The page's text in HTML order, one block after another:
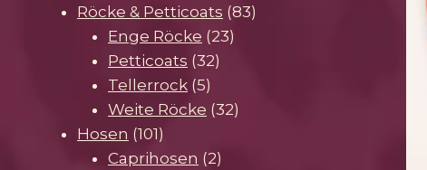
Produkte
Röcke & Petticoats 8383
Enge Röcke 2323
Petticoats 3232
Tellerrock 55
Produkte
Weite Röcke 3232
Hosen 101101
Produkte
Caprihosen 22